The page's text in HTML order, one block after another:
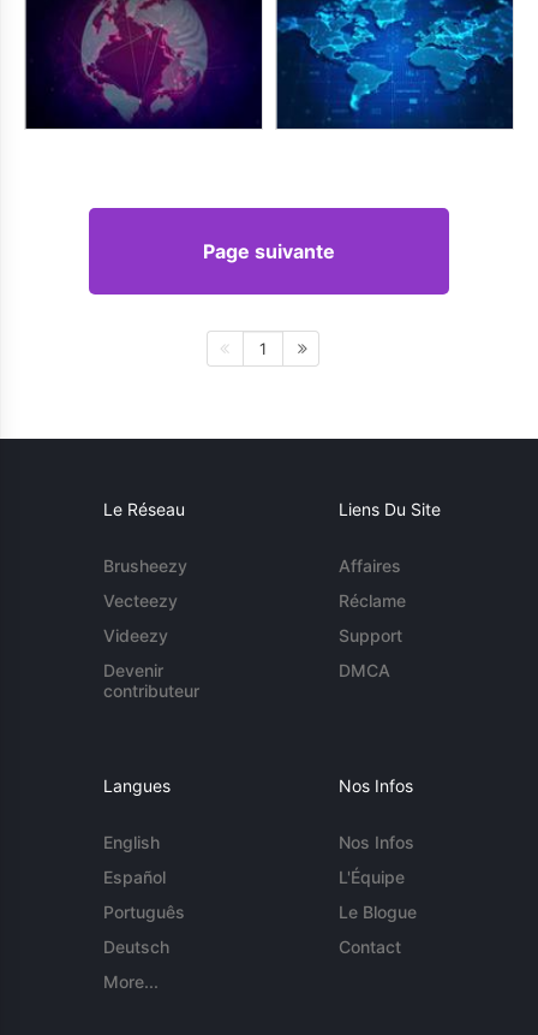
Page suivante
1
Le Réseau
Brusheezy
Vecteezy
Videezy
Devenir
contributeur
Liens Du Site
Affaires
Réclame
Support
DMCA
Langues
English
Español
Português
Deutsch
More...
Nos Infos
Nos Infos
L'Équipe
Le Blogue
Contact